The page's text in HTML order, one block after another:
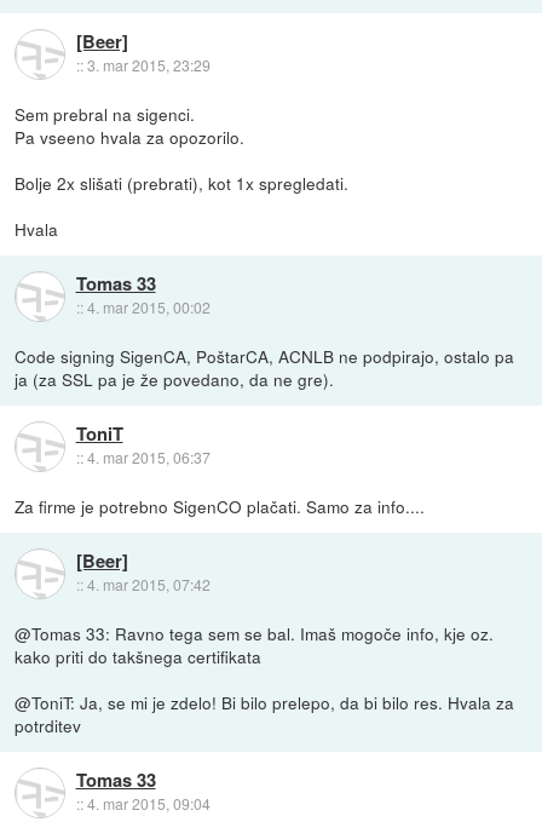
[Beer]
::3. mar 2015, 23:29
Sem prebral na sigenci.
Pa vseeno hvala za opozorilo.
Bolje 2x slišati (prebrati), kot 1x spregledati.
Hvala
Tomas 33
::4. mar 2015, 00:02
Code signing SigenCA, PoštarCA, ACNLB ne podpirajo, ostalo pa
ja (za SSL pa je že povedano, da ne gre).
ToniT
::4. mar 2015, 06:37
Za firme je potrebno SigenCO plačati. Samo za info....
[Beer]
::4. mar 2015, 07:42
@Tomas 33: Ravno tega sem se bal. Imaš mogoče info, kje oz.
kako priti do takšnega certifikata
@ToniT: Ja, se mi je zdelo! Bi bilo prelepo, da bi bilo res. Hvala za
potrditev
Tomas 33
::4. mar 2015, 09:04